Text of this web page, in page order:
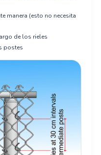
manera (esto no necesita
de los rieles
postes